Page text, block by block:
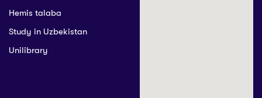
Hemis talaba
Study in Uzbekistan
Unilibrary